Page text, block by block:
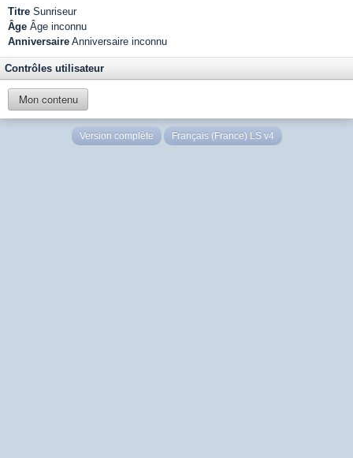
Titre Sunriseur
Âge Âge inconnu
Anniversaire Anniversaire inconnu
Contrôles utilisateur
Mon contenu
Version complète Français (France) LS v4